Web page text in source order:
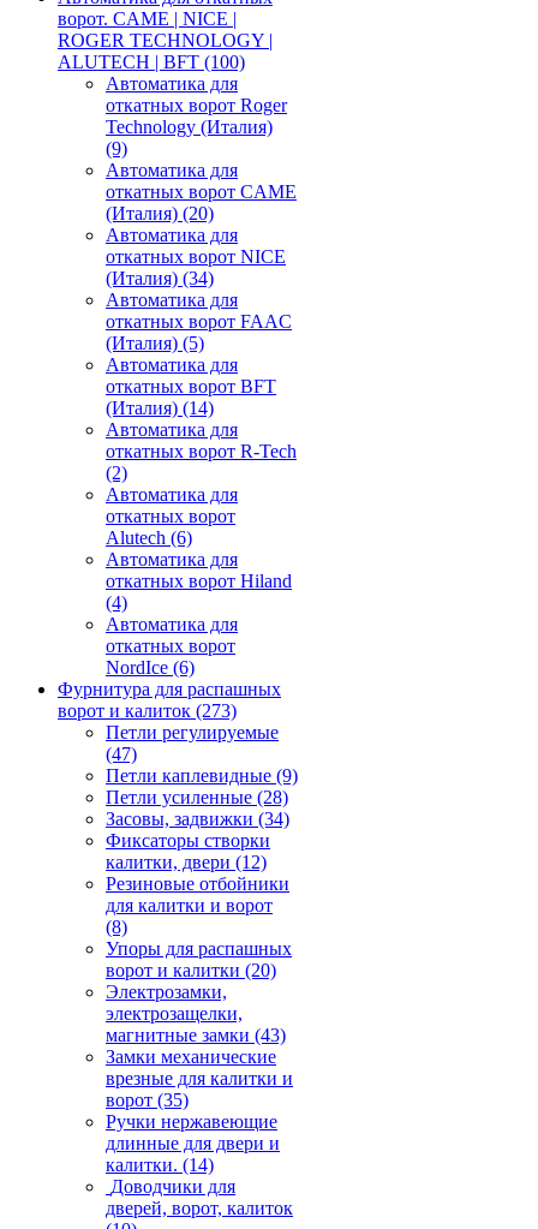
ворот. CAME | NICE |
ROGER TECHNOLOGY |
ALUTECH | BFT (100)
Автоматика для
откатных ворот Roger
Technology (Италия)
(9)
Автоматика для
откатных ворот CAME
(Италия) (20)
Автоматика для
откатных ворот NICE
(Италия) (34)
Автоматика для
откатных ворот FAAC
(Италия) (5)
Автоматика для
откатных ворот BFT
(Италия) (14)
Автоматика для
откатных ворот R-Tech
(2)
Автоматика для
откатных ворот
Alutech (6)
Автоматика для
откатных ворот Hiland
(4)
Автоматика для
откатных ворот
NordIce (6)
Фурнитура для распашных
ворот и калиток (273)
Петли регулируемые
(47)
Петли каплевидные (9)
Петли усиленные (28)
Засовы, задвижки (34)
Фиксаторы створки
калитки, двери (12)
Резиновые отбойники
для калитки и ворот
(8)
Упоры для распашных
ворот и калитки (20)
Электрозамки,
электрозащелки,
магнитные замки (43)
Замки механические
врезные для калитки и
ворот (35)
Ручки нержавеющие
длинные для двери и
калитки. (14)
Доводчики для
дверей, ворот, калиток